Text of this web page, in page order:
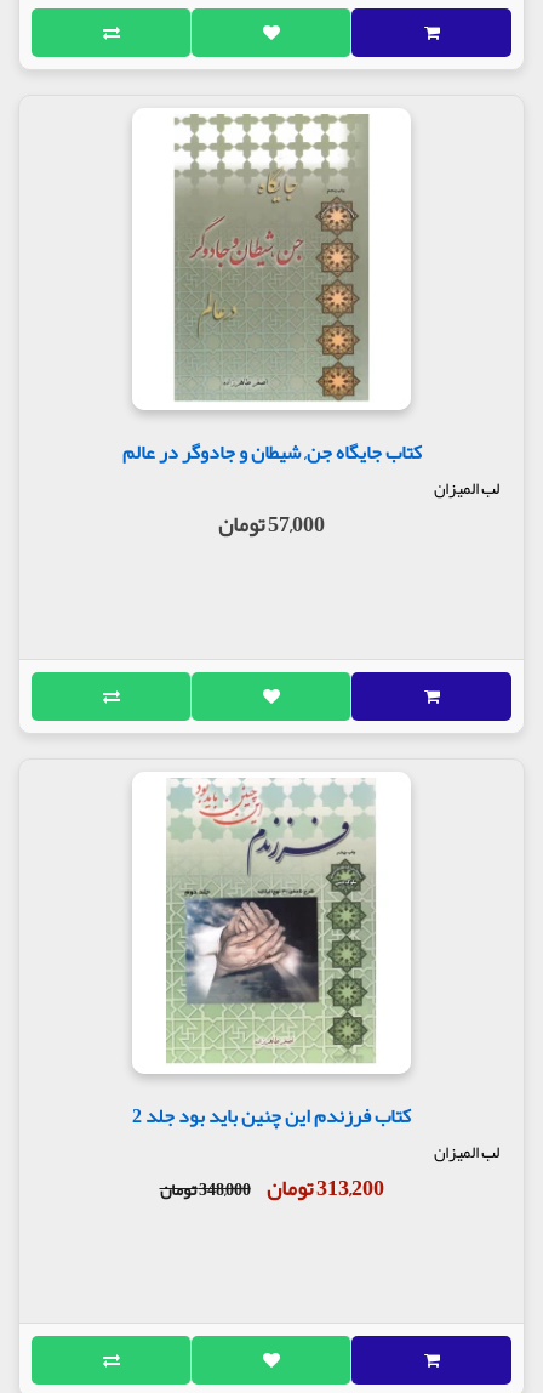
کتاب جایگاه جن, شیطان و جادوگر در عالم
لب المیزان
57,000 تومان
کتاب فرزندم این چنین باید بود جلد 2
لب المیزان
313,200 تومان 348,000 تومان